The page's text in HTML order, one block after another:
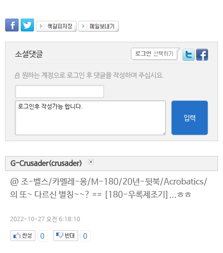
소셜댓글
원하는 계정으로 로그인 후 댓글을 작성하여 주십시요.
입력
G-Crusader(crusader)
@ 조-벨스/카멜레-옹/M-180/20년-뒷북/Acrobatics/
의 또~ 다르신 별칭~~? == [180-우록제조기]...ㅎㅎ
2022-10-27 오전 6:18:10
0 0